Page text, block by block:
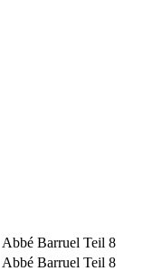
Abbé Barruel Teil 8
Abbé Barruel Teil 8